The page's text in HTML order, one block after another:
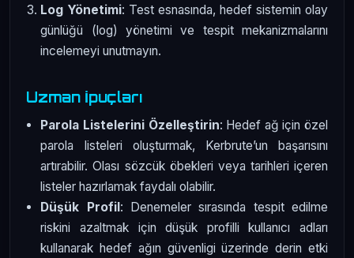
Log Yönetimi: Test esnasında, hedef sistemin olay
günlüğü (log) yönetimi ve tespit mekanizmalarını
incelemeyi unutmayın.
Uzman İpuçları
Parola Listelerini Özelleştirin: Hedef ağ için özel
parola listeleri oluşturmak, Kerbrute’un başarısını
artırabilir. Olası sözcük öbekleri veya tarihleri içeren
listeler hazırlamak faydalı olabilir.
Düşük Profil: Denemeler sırasında tespit edilme
riskini azaltmak için düşük profilli kullanıcı adları
kullanarak hedef ağın güvenligi üzerinde derin etki